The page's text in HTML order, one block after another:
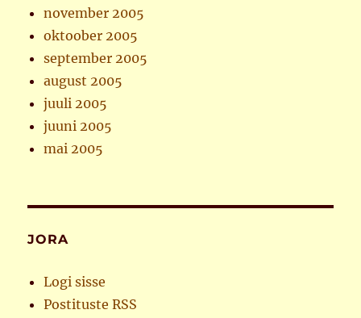
november 2005
oktoober 2005
september 2005
august 2005
juuli 2005
juuni 2005
mai 2005
JORA
Logi sisse
Postituste RSS